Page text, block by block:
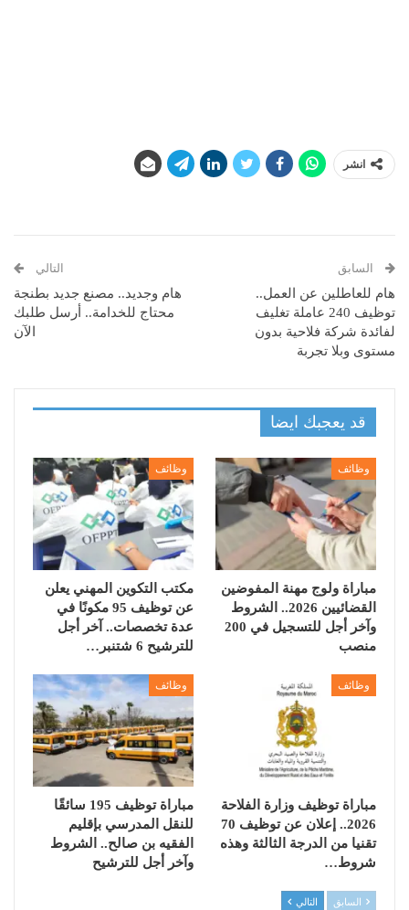
انشر
السابق
هام للعاطلين عن العمل..
توظيف 240 عاملة تغليف
لفائدة شركة فلاحية بدون
مستوى وبلا تجربة
التالي
هام وجديد.. مصنع جديد بطنجة
محتاج للخدامة.. أرسل طلبك
الآن
قد يعجبك ايضا
وظائف
مباراة ولوج مهنة المفوضين
القضائيين 2026.. الشروط
وآخر أجل للتسجيل في 200
منصب
وظائف
مكتب التكوين المهني يعلن
عن توظيف 95 مكونًا في
عدة تخصصات.. آخر أجل
للترشيح 6 شتنبر…
وظائف
مباراة توظيف وزارة الفلاحة
2026.. إعلان عن توظيف 70
تقنيا من الدرجة الثالثة وهذه
شروط…
وظائف
مباراة توظيف 195 سائقًا
للنقل المدرسي بإقليم
الفقيه بن صالح.. الشروط
وآخر أجل للترشيح
السابق التالي